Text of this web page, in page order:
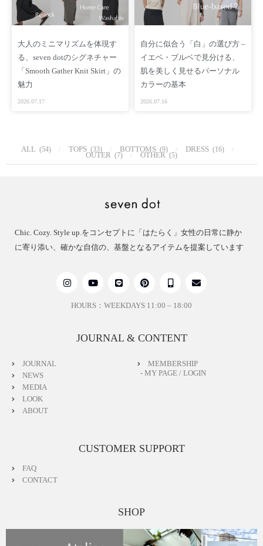
【重さ】 135 g
【生産国】 日本
【SIZE】 FREE
【採寸情報】
総丈：60cm 身幅：38cm
※手作業による平置きでの採寸の為、多少の誤差が出る場合が
ございます
身長 173cm サイズ FREE
Playfulというテーマにぴったりなアイテム
ジャケット・首元があいたアイテムに
手持ちのアイテムに追加するだけで新鮮な雰囲気を
お楽しみいただけます
GRAY https://www.seven-dot.com/items/113428373
［ SNS ］
フォローして入荷連絡やイベント情報を知ろう
LINE https://page.line.me/496ytgtw?openQrModal=true
Instagram https://www.instagram.com/seven.dot.officia
App https://thebase.com/to_app?s=shop&shop_id=sev
大人のミニマリズムを体現す
る、seven dotのシグネチャー
「Smooth Gather Knit Skirt」の
魅力
2026.07.17
自分に似合う「白」の選び方 –
イエベ・ブルベで見分ける、
肌を美しく見せるパーソナル
カラーの基本
2026.07.16
ALL (54) TOPS (33) BOTTOMS (9) DRESS (16)
OUTER (7) OTHER (5)
Chic. Cozy. Style up.をコンセプトに「はたらく」女性の日常に静か
に寄り添い、確かな自信の、基盤となるアイテムを提案しています
HOURS：WEEKDAYS 11:00 – 18:00
JOURNAL & CONTENT
JOURNAL
NEWS
MEDIA
LOOK
ABOUT
MEMBERSHIP
- MY PAGE / LOGIN
CUSTOMER SUPPORT
FAQ
CONTACT
SHOP